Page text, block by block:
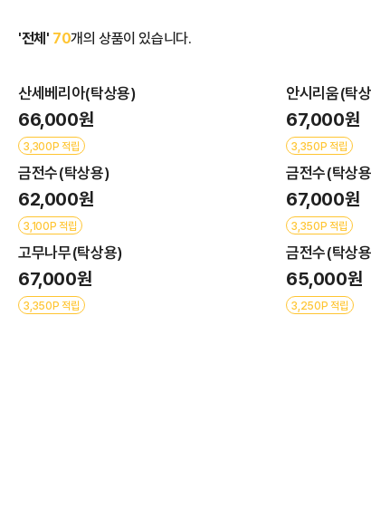
'전체' 70개의 상품이 있습니다.
산세베리아(탁상용)
66,000원
3,300P 적립
안시리움(탁
67,000원
3,350P 적립
금전수(탁상용)
62,000원
3,100P 적립
금전수(탁상
67,000원
3,350P 적립
고무나무(탁상용)
67,000원
3,350P 적립
금전수(탁상
65,000원
3,250P 적립